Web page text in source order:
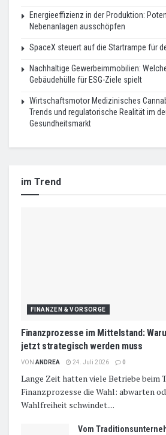
Energieeffizienz in der Produktion:
Nebenanlagen ausschöpfen
SpaceX steuert auf die Startrampe für
Nachhaltige Gewerbeimmobilien:
Gebäudehülle für ESG-Ziele spielt
Wirtschaftsmotor Medizinisches
Trends und regulatorische Realität im
Gesundheitsmarkt
im Trend
FINANZEN & VORSORGE
Finanzprozesse im Mittelstand:
jetzt strategisch werden muss
VON ANDREA 24. Juli 2026 0
Lange Zeit hatten viele Betriebe beim
Finanzprozesse die Wahl: abwarten
Wahlfreiheit schwindet....
Vom